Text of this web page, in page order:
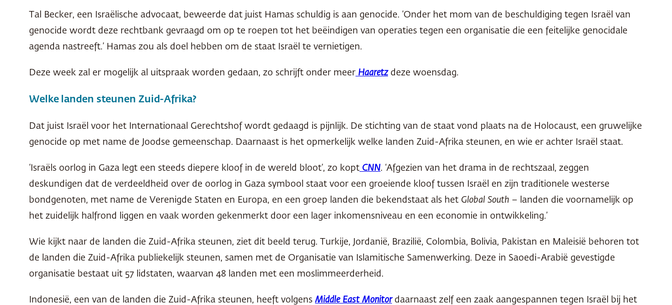
Tal Becker, een Israëlische advocaat, beweerde dat juist Hamas schuldig is aan genocide. ‘Onder het mom van de beschuldiging tegen Israël van
genocide wordt deze rechtbank gevraagd om op te roepen tot het beëindigen van operaties tegen een organisatie die een feitelijke genocidale
agenda nastreeft.’ Hamas zou als doel hebben om de staat Israël te vernietigen.
Deze week zal er mogelijk al uitspraak worden gedaan, zo schrijft onder meer Haaretz deze woensdag.
Welke landen steunen Zuid-Afrika?
Dat juist Israël voor het Internationaal Gerechtshof wordt gedaagd is pijnlijk. De stichting van de staat vond plaats na de Holocaust, een gruwelijke
genocide op met name de Joodse gemeenschap. Daarnaast is het opmerkelijk welke landen Zuid-Afrika steunen, en wie er achter Israël staat.
‘Israëls oorlog in Gaza legt een steeds diepere kloof in de wereld bloot’, zo kopt CNN. ‘Afgezien van het drama in de rechtszaal, zeggen
deskundigen dat de verdeeldheid over de oorlog in Gaza symbool staat voor een groeiende kloof tussen Israël en zijn traditionele westerse
bondgenoten, met name de Verenigde Staten en Europa, en een groep landen die bekendstaat als het Global South – landen die voornamelijk op
het zuidelijk halfrond liggen en vaak worden gekenmerkt door een lager inkomensniveau en een economie in ontwikkeling.’
Wie kijkt naar de landen die Zuid-Afrika steunen, ziet dit beeld terug. Turkije, Jordanië, Brazilië, Colombia, Bolivia, Pakistan en Maleisië behoren tot
de landen die Zuid-Afrika publiekelijk steunen, samen met de Organisatie van Islamitische Samenwerking. Deze in Saoedi-Arabië gevestigde
organisatie bestaat uit 57 lidstaten, waarvan 48 landen met een moslimmeerderheid.
Indonesië, een van de landen die Zuid-Afrika steunen, heeft volgens Middle East Monitordaarnaast zelf een zaak aangespannen tegen Israël bij het